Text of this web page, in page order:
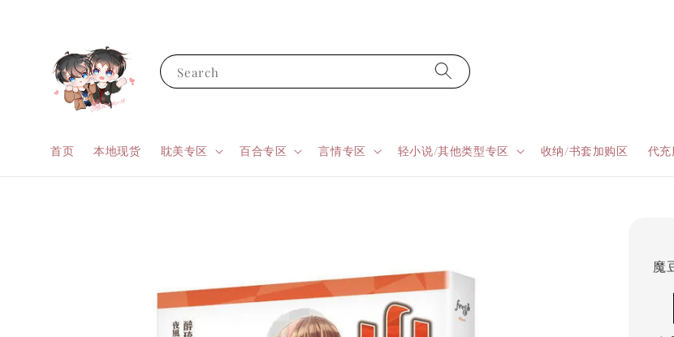
Search
首页 本地现货 耽美专区 百合专区 言情专区 轻小说/其他类型专区 收纳/书套加购区 代充
魔